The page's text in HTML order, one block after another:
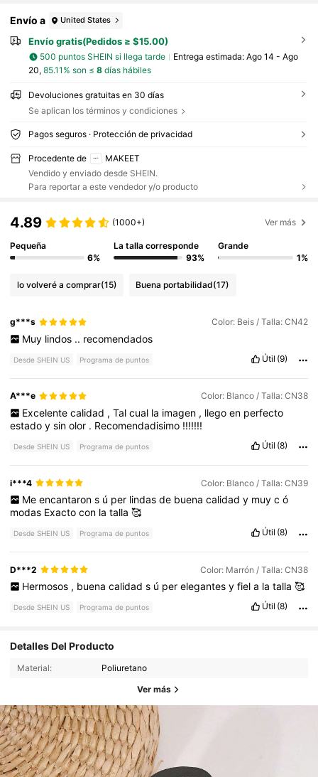
Envío a United States
Envío gratis(Pedidos ≥ $15.00)
500 puntos SHEIN si llega tarde Entrega estimada: Ago 14 - Ago
20, 85.11% son ≤ 8días hábiles
Devoluciones gratuitas en 30 días
Se aplican los términos y condiciones
Pagos seguros · Protección de privacidad
Procedente de
MAKEET
Vendido y enviado desde SHEIN.
Para reportar a este vendedor y/o producto
4.89 (1000+) Ver más
Pequeña
6%
La talla corresponde
93%
Grande
1%
lo volveré a comprar(15) Buena portabilidad(17)
g***s Color: Beis / Talla: CN42
Muy lindos .. recomendados
Desde SHEIN US Programa de puntos Útil (9)
A***e Color: Blanco / Talla: CN38
Excelente calidad , Tal cual la imagen , llego en perfecto
estadoysinolor . Recomendadisimo !!!!!!!
Desde SHEIN US Programa de puntos Útil (8)
i***4 Color: Blanco / Talla: CN39
Me encantaron s ú per lindas de buena calidad y muy c ó
modas Exactocon latalla🥰
Desde SHEIN US Programa de puntos Útil (8)
D***2 Color: Marrón / Talla: CN38
Hermosos , buena calidad s ú per elegantes y fiel a la talla 🥰
Desde SHEIN US Programa de puntos Útil (8)
Detalles Del Producto
Material: Poliuretano
Ver más